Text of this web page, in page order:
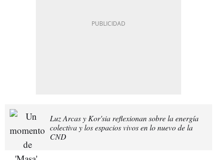
Luz Arcas y Kor'sia reflexionan sobre la energía
colectiva y los espacios vivos en lo nuevo de la
CND